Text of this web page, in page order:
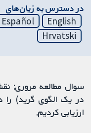
در دسترس به زیان‌های
English
Español
Hrvatski
سوال مطالعه مروری:
در یک الگوی گرید) را
ارزیابی کردیم.